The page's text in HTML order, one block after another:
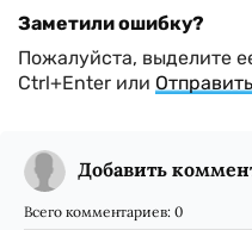
Заметили ошибку?
Пожалуйста, выделите
Ctrl+Enter или
Добавить
Всего комментариев: 0